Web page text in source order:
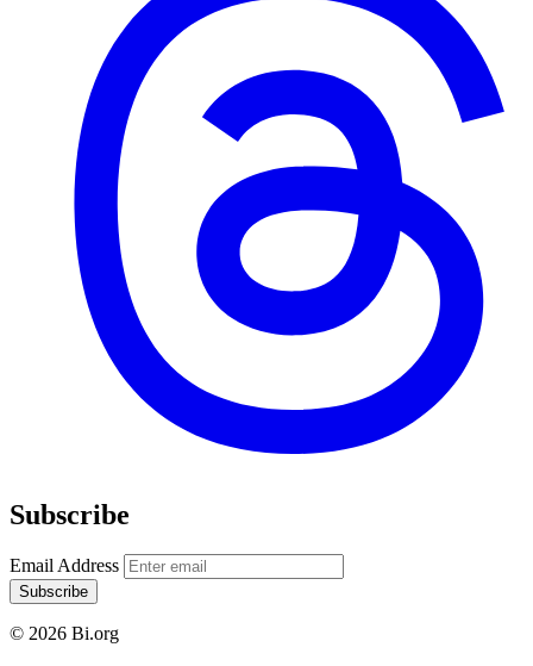
Subscribe
Email Address
Subscribe
© 2026 Bi.org